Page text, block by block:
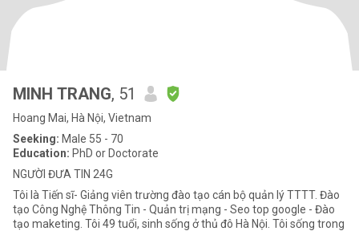
MINH TRANG, 51
Hoang Mai, Hà Nội, Vietnam
Seeking: Male 55 - 70
Education: PhD or Doctorate
NGƯỜI ĐƯA TIN 24G
Tôi là Tiến sĩ- Giảng viên trường đào tạo cán bộ quản lý TTTT. Đào
tạo Công Nghệ Thông Tin - Quản trị mạng - Seo top google - Đào
tạo maketing. Tôi 49 tuổi, sinh sống ở thủ đô Hà Nội. Tôi sống trong